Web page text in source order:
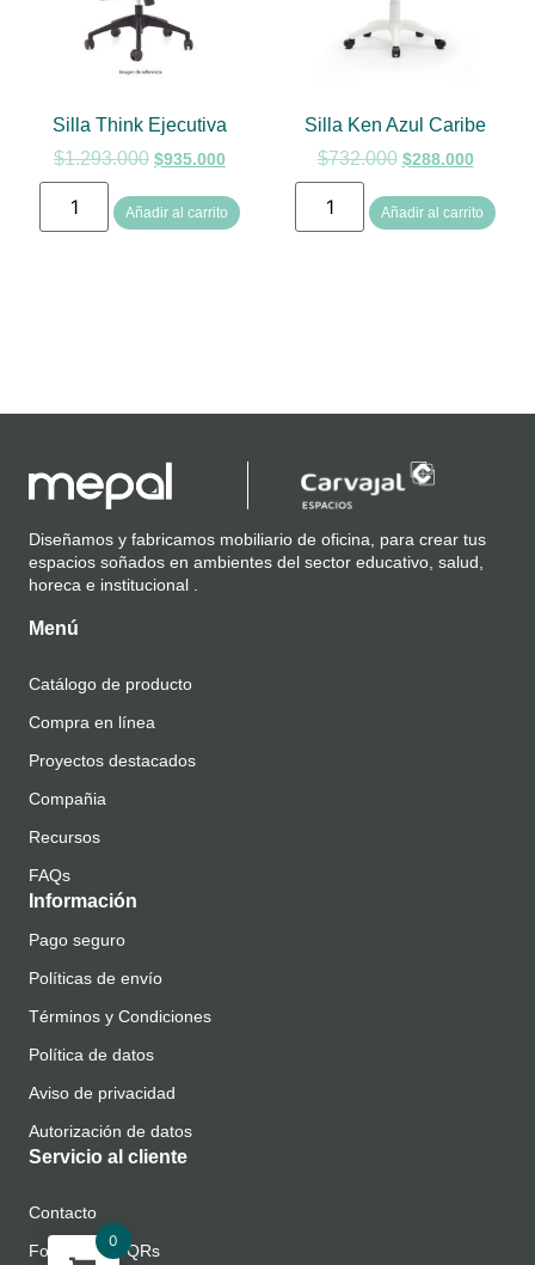
Silla Think Ejecutiva
$1.293.000 $935.000
Añadir al carrito
Silla Ken Azul Caribe
$732.000 $288.000
Añadir al carrito
Diseñamos y fabricamos mobiliario de oficina, para crear tus
espacios soñados en ambientes del sector educativo, salud,
horeca e institucional .
Menú
Catálogo de producto
Compra en línea
Proyectos destacados
Compañia
Recursos
FAQs
Información
Pago seguro
Políticas de envío
Términos y Condiciones
Política de datos
Aviso de privacidad
Autorización de datos
Servicio al cliente
Contacto
Formulario PQRs
0